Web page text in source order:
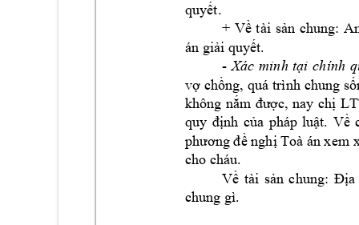

+    

-    
    
    
     

cho cháu.
    
chung gì.